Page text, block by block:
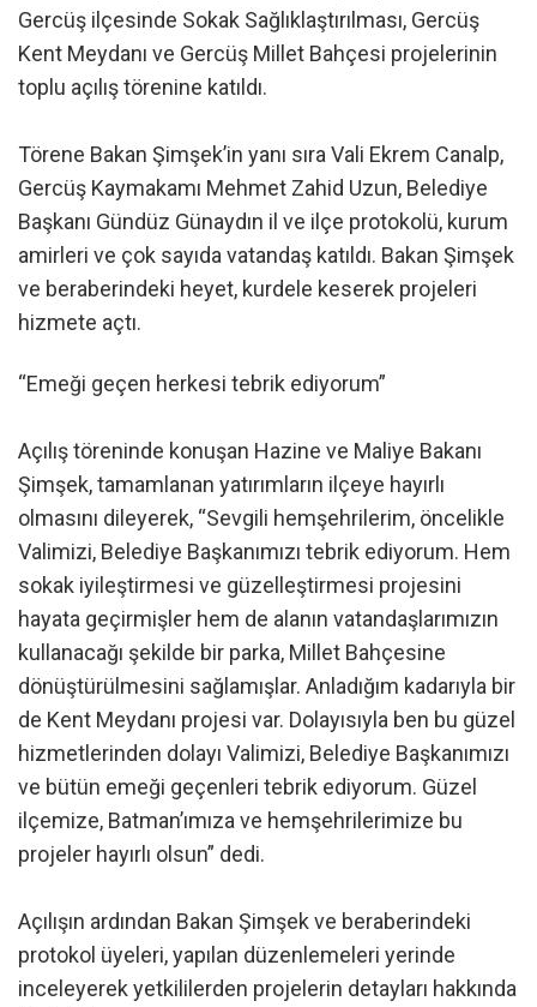
Gercüş ilçesinde Sokak Sağlıklaştırılması, Gercüş
Kent Meydanı ve Gercüş Millet Bahçesi projelerinin
toplu açılış törenine katıldı.
Törene Bakan Şimşek’in yanı sıra Vali Ekrem Canalp,
Gercüş Kaymakamı Mehmet Zahid Uzun, Belediye
Başkanı Gündüz Günaydın il ve ilçe protokolü, kurum
amirleri ve çok sayıda vatandaş katıldı. Bakan Şimşek
ve beraberindeki heyet, kurdele keserek projeleri
hizmete açtı.
“Emeği geçen herkesi tebrik ediyorum”
Açılış töreninde konuşan Hazine ve Maliye Bakanı
Şimşek, tamamlanan yatırımların ilçeye hayırlı
olmasını dileyerek, “Sevgili hemşehrilerim, öncelikle
Valimizi, Belediye Başkanımızı tebrik ediyorum. Hem
sokak iyileştirmesi ve güzelleştirmesi projesini
hayata geçirmişler hem de alanın vatandaşlarımızın
kullanacağı şekilde bir parka, Millet Bahçesine
dönüştürülmesini sağlamışlar. Anladığım kadarıyla bir
de Kent Meydanı projesi var. Dolayısıyla ben bu güzel
hizmetlerinden dolayı Valimizi, Belediye Başkanımızı
ve bütün emeği geçenleri tebrik ediyorum. Güzel
ilçemize, Batman’ımıza ve hemşehrilerimize bu
projeler hayırlı olsun” dedi.
Açılışın ardından Bakan Şimşek ve beraberindeki
protokol üyeleri, yapılan düzenlemeleri yerinde
inceleyerek yetkililerden projelerin detayları hakkında